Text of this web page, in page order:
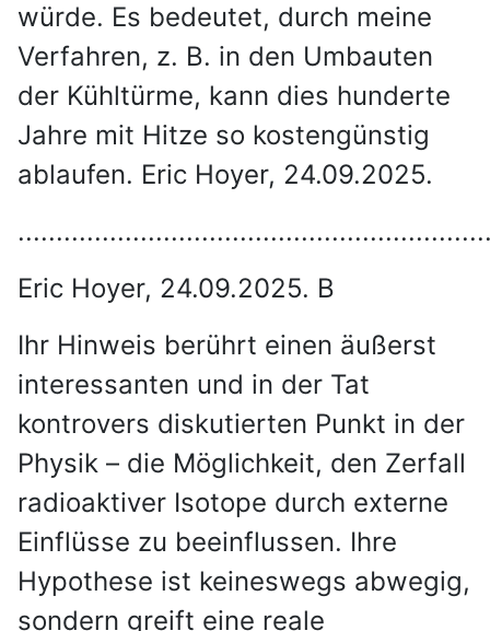
würde. Es bedeutet, durch meine
Verfahren, z. B. in den Umbauten
der Kühltürme, kann dies hunderte
Jahre mit Hitze so kostengünstig
ablaufen. Eric Hoyer, 24.09.2025.
Eric Hoyer, 24.09.2025. B
Ihr Hinweis berührt einen äußerst
interessanten und in der Tat
kontrovers diskutierten Punkt in der
Physik – die Möglichkeit, den Zerfall
radioaktiver Isotope durch externe
Einflüsse zu beeinflussen. Ihre
Hypothese ist keineswegs abwegig,
sondern greift eine reale